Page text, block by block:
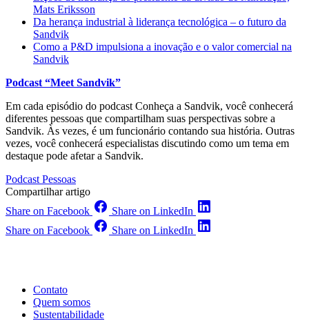
Mats Eriksson
Da herança industrial à liderança tecnológica – o futuro da
Sandvik
Como a P&D impulsiona a inovação e o valor comercial na
Sandvik
Podcast “Meet Sandvik”
Em cada episódio do podcast Conheça a Sandvik, você conhecerá
diferentes pessoas que compartilham suas perspectivas sobre a
Sandvik. Às vezes, é um funcionário contando sua história. Outras
vezes, você conhecerá especialistas discutindo como um tema em
destaque pode afetar a Sandvik.
Podcast Pessoas
Compartilhar artigo
Share on Facebook
Share on LinkedIn
Share on Facebook
Share on LinkedIn
Contato
Quem somos
Sustentabilidade